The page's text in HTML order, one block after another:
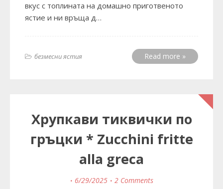
вкус с топлината на домашно приготвеното
ястие и ни връща д…
безмесни ястия Read more »
Хрупкави тиквички по
гръцки * Zucchini fritte
alla greca
6/29/2025 2 Comments